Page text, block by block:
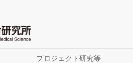
プロジェクト研究等